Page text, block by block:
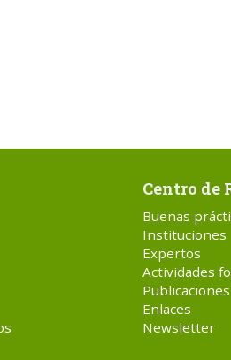
Centro de
Buenas
Instituciones
Expertos
Actividades
Publicaciones
Enlaces
Newsletter